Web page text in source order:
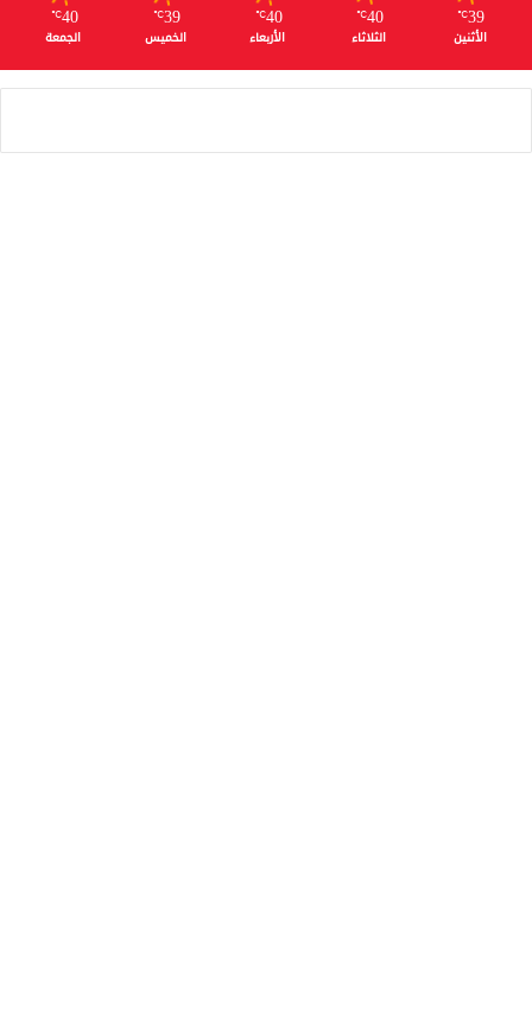
39
℃
الأثنين
40
℃
الثلاثاء
40
℃
الأربعاء
39
℃
الخميس
40
℃
الجمعة